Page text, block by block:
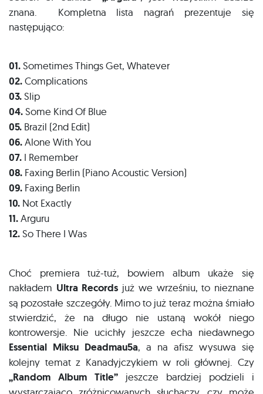
znana. Kompletna lista nagrań prezentuje się
następująco:
01.Sometimes Things Get, Whatever
02.Complications
03.Slip
04.Some Kind Of Blue
05. Brazil (2nd Edit)
06.Alone With You
07. I Remember
08. Faxing Berlin (Piano Acoustic Version)
09. Faxing Berlin
10. Not Exactly
11.Arguru
12.So There I Was
Choć premiera tuż-tuż, bowiem album ukaże się
nakładem Ultra Records już we wrześniu, to nieznane
są pozostałe szczegóły. Mimo to już teraz można śmiało
stwierdzić, że na długo nie ustaną wokół niego
kontrowersje. Nie ucichły jeszcze echa niedawnego
Essential Miksu Deadmau5a, a na afisz wysuwa się
kolejny temat z Kanadyjczykiem w roli głównej. Czy
„Random Album Title” jeszcze bardziej podzieli i